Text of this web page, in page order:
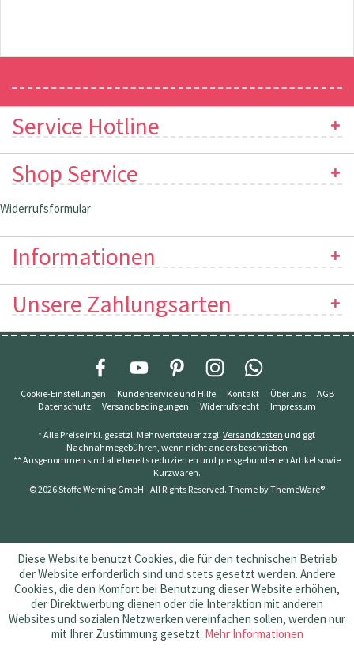
Service Hotline
Shop Service
Widerrufsformular
Informationen
Unsere Zahlungsarten
Cookie-Einstellungen Kundenservice und Hilfe Kontakt Über uns
AGB
Datenschutz
Versandbedingungen Widerrufsrecht Impressum
* Alle Preise inkl. gesetzl. Mehrwertsteuer zzgl. Versandkosten und ggf.
Nachnahmegebühren, wenn nicht anders beschrieben
** Ausgenommen sind alle bereits reduzierten und preisgebundenen Artikel sowie
Kurzwaren.
© 2026 Stoffe Werning GmbH - All Rights Reserved. Theme byThemeWare®
Diese Website benutzt Cookies, die für den technischen Betrieb
der Website erforderlich sind und stets gesetzt werden. Andere
Cookies, die den Komfort bei Benutzung dieser Website erhöhen,
der Direktwerbung dienen oder die Interaktion mit anderen
Websites und sozialen Netzwerken vereinfachen sollen, werden nur
mit Ihrer Zustimmung gesetzt. Mehr Informationen